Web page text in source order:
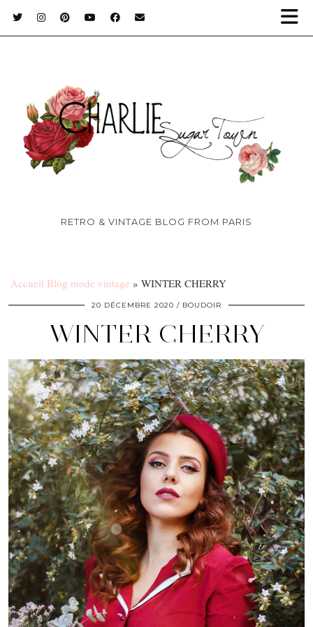
RETRO & VINTAGE BLOG FROM PARIS
Accueil Blog mode vintage » WINTER CHERRY
20 DÉCEMBRE 2020 BOUDOIR
WINTER CHERRY